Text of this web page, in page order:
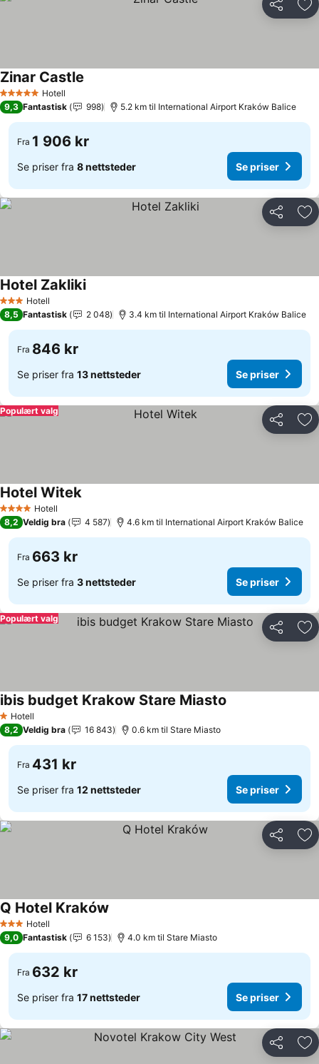
Del
5 Stjerner Hotell
Zinar Castle
9,3 Fantastisk 998 5.2 km til International Airport Kraków Balice
Fra 1 906 kr
Se priser fra 8 nettsteder Se priser
Del
3 StjernerHotell
Hotel Zakliki
8,5 Fantastisk 2 048 3.4 km til International Airport Kraków Balice
Fra 846 kr
Se priser fra 13 nettsteder Se priser
Del
Populært valg
4 StjernerHotell
Hotel Witek
8,2 Veldig bra 4 587 4.6 km til International Airport Kraków Balice
Fra 663 kr
Se priser fra 3 nettsteder Se priser
Del
Populært valg
1 Stjerner
Hotell
ibis budget Krakow Stare Miasto
8,2 Veldig bra 16 843 0.6 km til Stare Miasto
Fra 431 kr
Se priser fra 12 nettsteder Se priser
Del
3 StjernerHotell
Q Hotel Kraków
9,0 Fantastisk 6 153 4.0 km til Stare Miasto
Fra 632 kr
Se priser fra 17 nettsteder Se priser
Del